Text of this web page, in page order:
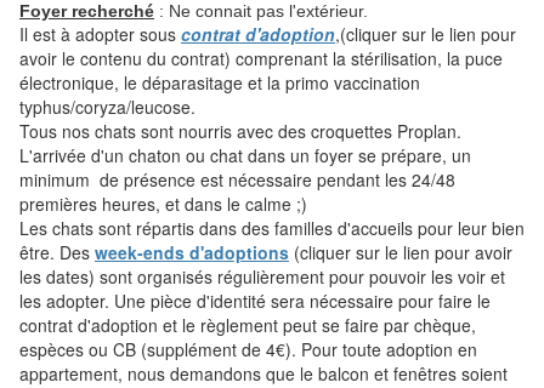
Foyer recherché : Ne connait pas l'extérieur.
Il est à adopter sous contrat d'adoption,(cliquer sur le lien pour
avoir le contenu du contrat) comprenant la stérilisation, la puce
électronique, le déparasitage et la primo vaccination
typhus/coryza/leucose.
Tous nos chats sont nourris avec des croquettes Proplan.
L'arrivée d'un chaton ou chat dans un foyer se prépare, un
minimum de présence est nécessaire pendant les 24/48
premières heures, et dans le calme ;)
Les chats sont répartis dans des familles d'accueils pour leur bien
être. Des week-ends d'adoptions (cliquer sur le lien pour avoir
les dates) sont organisés régulièrement pour pouvoir les voir et
les adopter. Une pièce d'identité sera nécessaire pour faire le
contrat d'adoption et le règlement peut se faire par chèque,
espèces ou CB (supplément de 4€). Pour toute adoption en
appartement, nous demandons que le balcon et fenêtres soient